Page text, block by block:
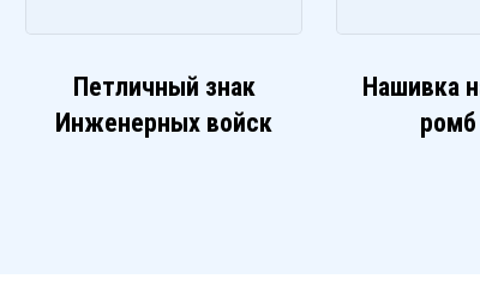
Петличный знак
Инженерных войск
Нашивка